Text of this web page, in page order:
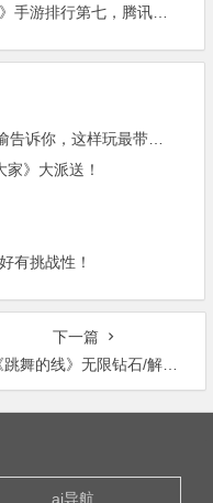
》大派送！
有挑战性！
下一篇
跳舞的线》无限钻石/解锁全部关卡破解版
ai导航